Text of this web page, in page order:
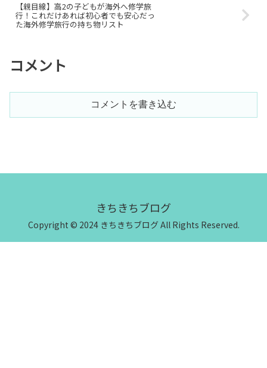
【親目線】高2の子どもが海外へ修学旅
行！これだけあれば初心者でも安心だっ
た海外修学旅行の持ち物リスト
コメント
コメントを書き込む
きちきちブログ
Copyright © 2024 きちきちブログ All Rights Reserved.